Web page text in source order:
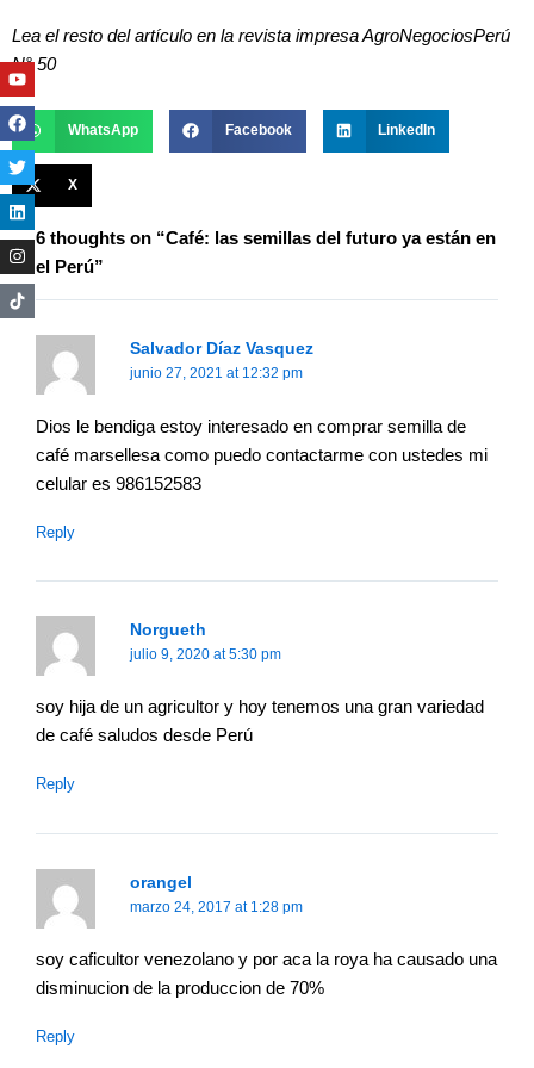
Lea el resto del artículo en la revista impresa AgroNegociosPerú
N° 50
WhatsApp Facebook LinkedIn
X
6 thoughts on “Café: las semillas del futuro ya están en
el Perú”
Salvador Díaz Vasquez
junio 27, 2021 at 12:32 pm
Dios le bendiga estoy interesado en comprar semilla de
café marsellesa como puedo contactarme con ustedes mi
celular es 986152583
Reply
Norgueth
julio 9, 2020 at 5:30 pm
soy hija de un agricultor y hoy tenemos una gran variedad
de café saludos desde Perú
Reply
orangel
marzo 24, 2017 at 1:28 pm
soy caficultor venezolano y por aca la roya ha causado una
disminucion de la produccion de 70%
Reply
Youtube
Facebook
Twitter
Linkedin
Instagram